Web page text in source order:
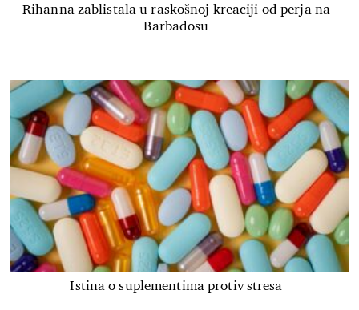
Rihanna zablistala u raskošnoj kreaciji od perja na
Barbadosu
Istina o suplementima protiv stresa